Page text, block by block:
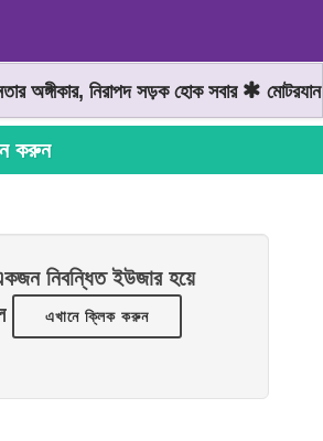
অঙ্গীকার, নিরাপদ সড়ক হোক সবার মোটরযান
করুন
নিবন্ধিত ইউজার হয়ে
এখানে ক্লিক করুন